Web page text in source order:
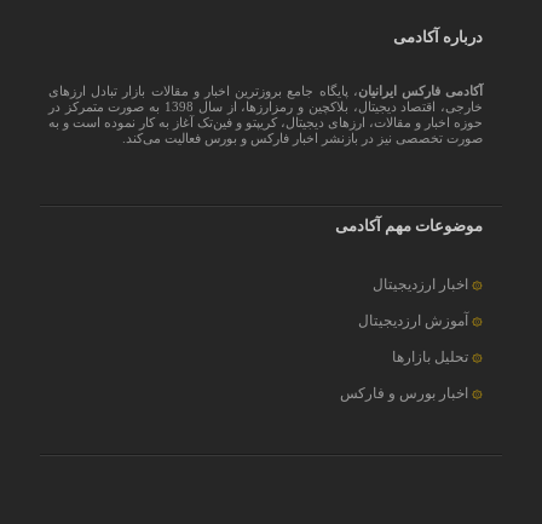
درباره آکادمی
آکادمی فارکس ایرانیان، پایگاه جامع بروزترین اخبار و مقالات بازار تبادل ارزهای
خارجی، اقتصاد دیجیتال، بلاکچین و رمزارزها، از سال 1398 به صورت متمرکز در
حوزه اخبار و مقالات، ارزهای‌ دیجیتال، کریپتو و فین‌تک آغاز به کار نموده است و به
صورت تخصصی نیز در بازنشر اخبار فارکس و بورس فعالیت می‌کند.
موضوعات مهم آکادمی
اخبار ارزدیجیتال
آموزش ارزدیجیتال
تحلیل بازارها
اخبار بورس و فارکس